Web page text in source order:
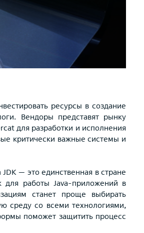
ресурсы в создание
Вендоры представят рынку
для разработки и исполнения
критически важные системы и
— это единственная в стране
для работы Java-приложений в
станет проще выбирать
среду со всеми технологиями,
поможет защитить процесс